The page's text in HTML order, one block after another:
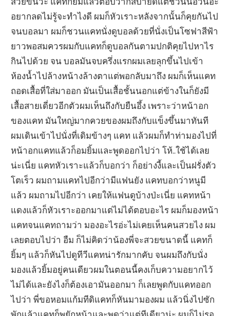
อยากลดไม่รู้จะทำไงดี ผมก็หัวเราะหลังจากนั้นก็คุยกันไป
จนบอลมา ผมก็ชวนแคทนั่งดูบอลด้วยที่นั่งเป็นโซฟาสีฟ้า
ยาวพอสมควรผมกับแคทก็ดูบอลกันตามปกติคุยไปหาไร
กินไปด้วย จน บอลมันจบครึ่งแรกผมเลยลุกขึ้นไปเข้า
ห้องน้ำไปล้างหน้างล้างตาแต่พอกลับมาถึง ผมก็เห็นแคท
ถอดเสื้อที่ใส่มาออก มันเป็นเสื้อชั้นนอกแต่ข้างในก็ยังมี
เสื้อสายเดี่ยวอีกตัวผมเห็นถึงกับยืนอึ้ง เพราะว่าหน้าอก
ของแคท มันใหญ่มากควยของผมถึงกับแข็งขึ้นมาทันที
ผมเดินเข้าไปนั่งที่เดิมข้างๆ แคท แล้วผมก็ทำท่ามองไปที่
หน้าอกแคทแล้วก็อมยิ้มและพูดออกไปว่า โห้..ใช้ได้เลย
น่ะเนี่ย แคทหัวเราะแล้วก็บอกว่า ก็อย่างงี้และเป็นฝรั่งตัว
โตเร็ว ผมถามแคทไปอีกว่ามีแฟนยัง แคทบอกว่าหนูมี
แล้ว ผมถามไปอีกว่า เคยให้แฟนดูบ้างป่ะเนี่ย แคทหน้า
แดงแล้วก็หัวเราะออกมาแต่ไม่ได้ตอบอะไร ผมก็มองหน้า
แคทจนแคทถามว่า มองอะไรอ่ะไม่เคยเห็นคนสวยไง ผม
เลยตอบไปว่า อืม ก็ไม่คิดว่าน้องพี่จะสวยขนาดนี้ แคทก็
ยิ้มๆ แล้วก็หันไปดูทีวีแคทน่ารักมากคับ จนผมถึงกับนั่ง
มองแล้วยิ้มอยู่คนเดียวผมในตอนนี้คงเก็บความอยากไว้
ไม่ได้และยังไงก็ต้องเอามันออกมา ก็เลยพูดกับแคทออก
ไปว่า พี่ขอหอมแก้มทีดิแคทก็หันมามองผม แล้วนิ่งไปซัก